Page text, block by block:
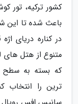
کشور ترکیه،
باعث شده تا این
در کناره دریای
متنوع از هتل
که بسته به سطح
ترین را انتخاب